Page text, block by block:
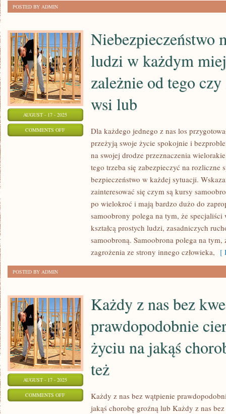
MYŚLI
O
TYM
ŻEBY
TEN
DZIEŃ
BYŁ
JAK
PIERWSZORZĘDNY
POSTED BY ADMIN
AUGUST - 17 - 2025
COMMENTS OFFON
NIEBEZPIECZEŃSTWO
ZNAJDUJĄ
SIĘ
NA
WSI
LUB
Niebezpieczeństwo
ludzi w każdym
zależnie od tego
wsi lub
Dla każdego jednego z nas los
przeżyją swoje życie spokojnie i
na swojej drodze przeznaczenia
tego trzeba się zabezpieczyć na rozliczne
bezpieczeństwo w każdej sytuacji.
zainteresować się czym są kursy
po wielokroć i mają bardzo dużo do
samoobrony polega na tym, że
kształcą prostych ludzi, zasadniczych
samoobroną. Samoobrona polega na
zagrożenia ze strony innego człowieka, [
POSTED BY ADMIN
AUGUST - 17 - 2025
COMMENTS OFFON
Każdy z nas bez
prawdopodobnie
życiu na jakąś
też
Każdy z nas bez wątpienie
jakąś chorobę groźną lub Każdy z nas